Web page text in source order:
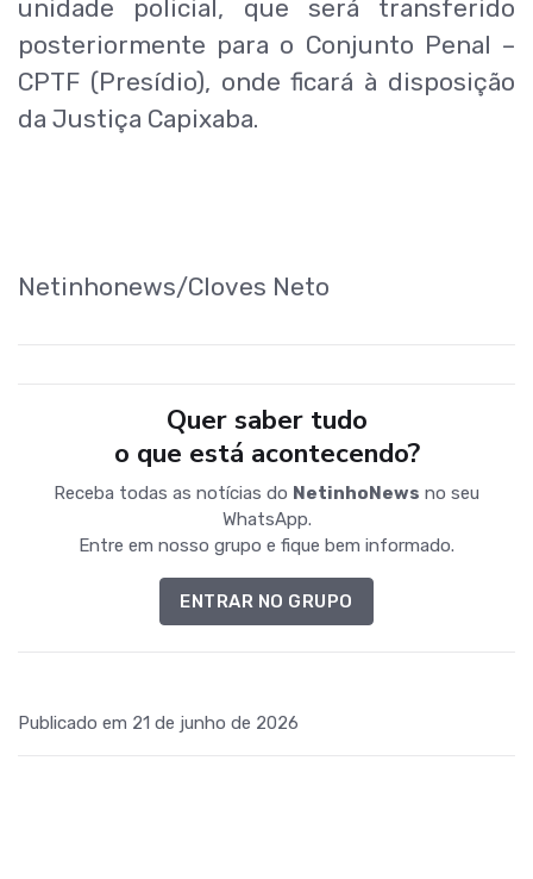
unidade policial, que será transferido
posteriormente para o Conjunto Penal –
CPTF (Presídio), onde ficará à disposição
da Justiça Capixaba.
Netinhonews/Cloves Neto
Quer saber tudo
o que está acontecendo?
Receba todas as notícias do NetinhoNews no seu
WhatsApp.
Entre em nosso grupo e fique bem informado.
ENTRAR NO GRUPO
Publicado em 21 de junho de 2026